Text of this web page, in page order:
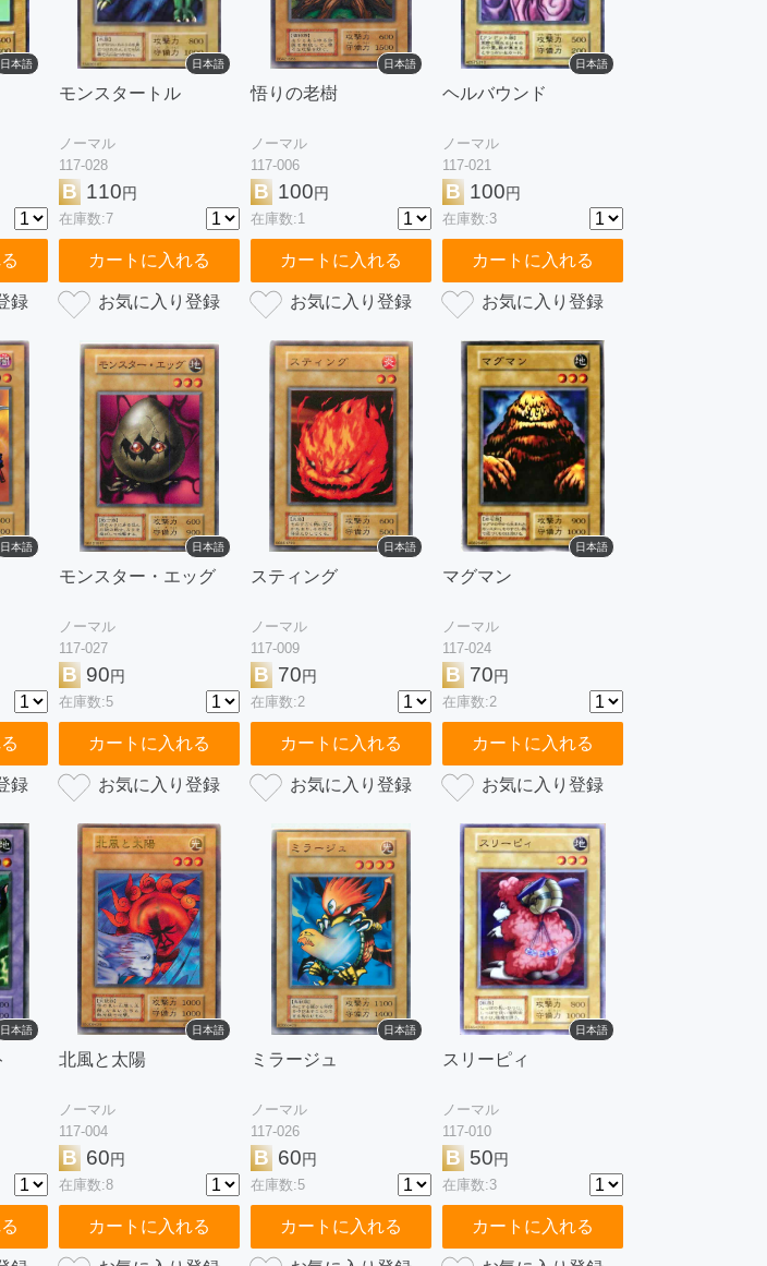
日本語 日本語
モンスタートル
ノーマル
117-028
B 110円
在庫数:7
カートに入れる
日本語
悟りの老樹
ノーマル
117-006
B 100円
在庫数:1
カートに入れる
日本語
ヘルバウンド
ノーマル
117-021
B 100円
在庫数:3
カートに入れる
日本語 日本語
モンスター・エッグ
ノーマル
117-027
B 90円
在庫数:5
カートに入れる
日本語
スティング
ノーマル
117-009
B 70円
在庫数:2
カートに入れる
日本語
マグマン
ノーマル
117-024
B 70円
在庫数:2
カートに入れる
日本語 日本語
北風と太陽
ノーマル
117-004
B 60円
在庫数:8
カートに入れる
日本語
ミラージュ
ノーマル
117-026
B 60円
在庫数:5
カートに入れる
日本語
スリーピィ
ノーマル
117-010
B 50円
在庫数:3
カートに入れる